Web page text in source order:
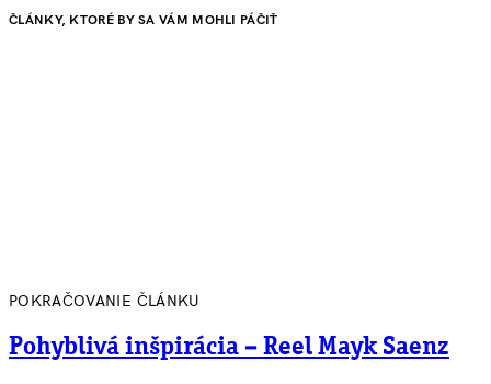
ČLÁNKY, KTORÉ BY SA VÁM MOHLI PÁČIŤ
POKRAČOVANIE ČLÁNKU
Pohyblivá inšpirácia – Reel Mayk Saenz